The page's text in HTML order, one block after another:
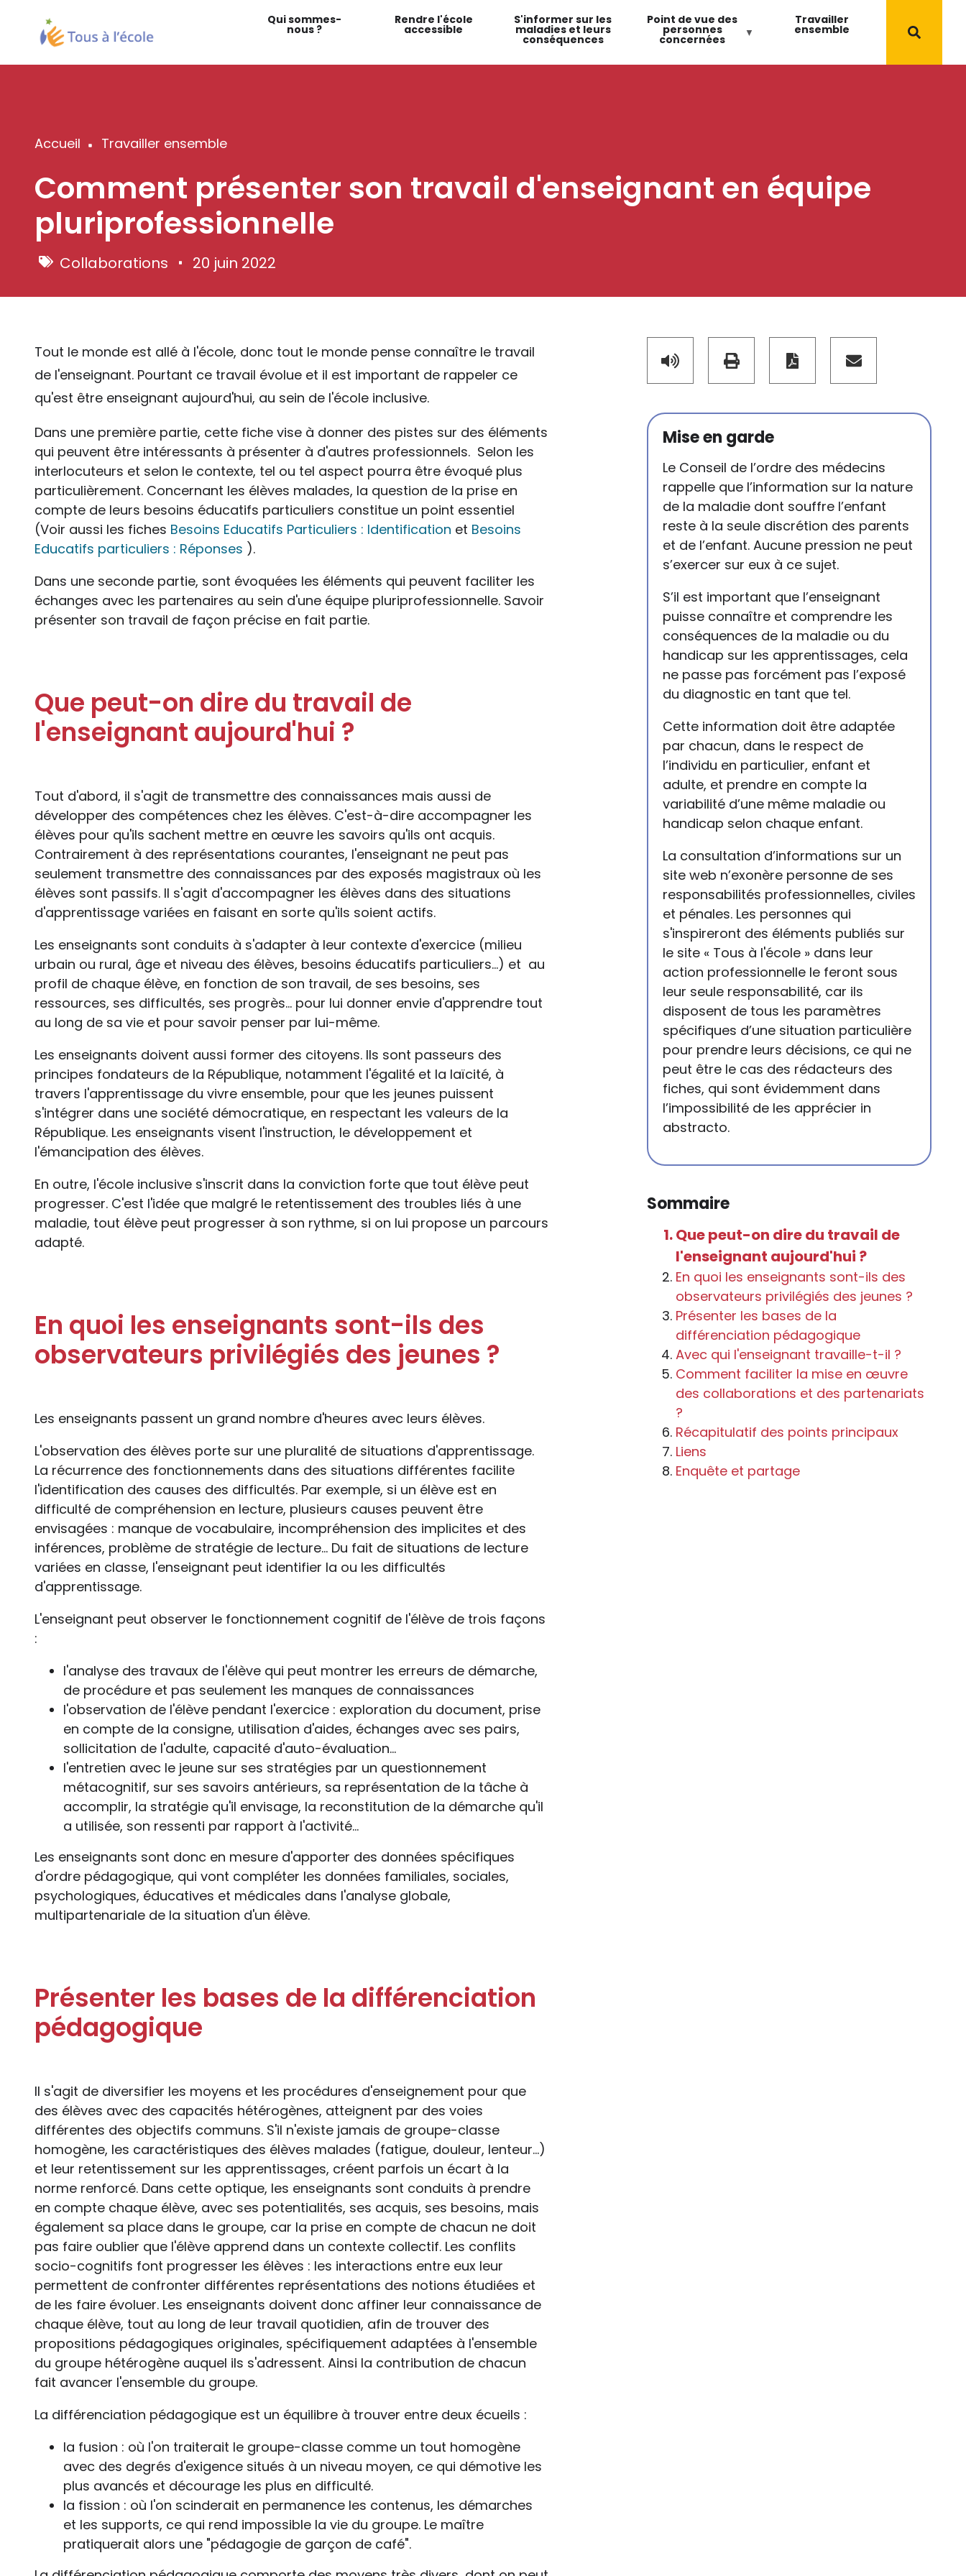
contenu
principal
Qui sommes-
nous ?
Rendre l'école
accessible
S'informer sur les
maladies et leurs
conséquences
Point de vue des
personnes
concernées
Travailler
ensemble
Fil
d'Ariane
Accueil Travailler ensemble
Comment présenter son travail d'enseignant en équipe
pluriprofessionnelle
Collaborations 20 juin 2022
Tout le monde est allé à l'école, donc tout le monde pense connaître le travail
de l'enseignant. Pourtant ce travail évolue et il est important de rappeler ce
qu'est être enseignant aujourd'hui, au sein de l'école inclusive.
Dans une première partie, cette fiche vise à donner des pistes sur des éléments
qui peuvent être intéressants à présenter à d'autres professionnels. Selon les
interlocuteurs et selon le contexte, tel ou tel aspect pourra être évoqué plus
particulièrement. Concernant les élèves malades, la question de la prise en
compte de leurs besoins éducatifs particuliers constitue un point essentiel
(Voir aussi les fiches Besoins Educatifs Particuliers : Identification et Besoins
Educatifs particuliers : Réponses ).
Dans une seconde partie, sont évoquées les éléments qui peuvent faciliter les
échanges avec les partenaires au sein d'une équipe pluriprofessionnelle. Savoir
présenter son travail de façon précise en fait partie.
Que peut-on dire du travail de
l'enseignant aujourd'hui ?
Tout d'abord, il s'agit de transmettre des connaissances mais aussi de
développer des compétences chez les élèves. C'est-à-dire accompagner les
élèves pour qu'ils sachent mettre en œuvre les savoirs qu'ils ont acquis.
Contrairement à des représentations courantes, l'enseignant ne peut pas
seulement transmettre des connaissances par des exposés magistraux où les
élèves sont passifs. Il s'agit d'accompagner les élèves dans des situations
d'apprentissage variées en faisant en sorte qu'ils soient actifs.
Les enseignants sont conduits à s'adapter à leur contexte d'exercice (milieu
urbain ou rural, âge et niveau des élèves, besoins éducatifs particuliers…) et au
profil de chaque élève, en fonction de son travail, de ses besoins, ses
ressources, ses difficultés, ses progrès… pour lui donner envie d'apprendre tout
au long de sa vie et pour savoir penser par lui-même.
Les enseignants doivent aussi former des citoyens. Ils sont passeurs des
principes fondateurs de la République, notamment l'égalité et la laïcité, à
travers l'apprentissage du vivre ensemble, pour que les jeunes puissent
s'intégrer dans une société démocratique, en respectant les valeurs de la
République. Les enseignants visent l'instruction, le développement et
l'émancipation des élèves.
En outre, l'école inclusive s'inscrit dans la conviction forte que tout élève peut
progresser. C'est l'idée que malgré le retentissement des troubles liés à une
maladie, tout élève peut progresser à son rythme, si on lui propose un parcours
adapté.
En quoi les enseignants sont-ils des
observateurs privilégiés des jeunes ?
Les enseignants passent un grand nombre d'heures avec leurs élèves.
L'observation des élèves porte sur une pluralité de situations d'apprentissage.
La récurrence des fonctionnements dans des situations différentes facilite
l'identification des causes des difficultés. Par exemple, si un élève est en
difficulté de compréhension en lecture, plusieurs causes peuvent être
envisagées : manque de vocabulaire, incompréhension des implicites et des
inférences, problème de stratégie de lecture… Du fait de situations de lecture
variées en classe, l'enseignant peut identifier la ou les difficultés
d'apprentissage.
L'enseignant peut observer le fonctionnement cognitif de l'élève de trois façons
:
l'analyse des travaux de l'élève qui peut montrer les erreurs de démarche,
de procédure et pas seulement les manques de connaissances
l'observation de l'élève pendant l'exercice : exploration du document, prise
en compte de la consigne, utilisation d'aides, échanges avec ses pairs,
sollicitation de l'adulte, capacité d'auto-évaluation…
l'entretien avec le jeune sur ses stratégies par un questionnement
métacognitif, sur ses savoirs antérieurs, sa représentation de la tâche à
accomplir, la stratégie qu'il envisage, la reconstitution de la démarche qu'il
a utilisée, son ressenti par rapport à l'activité…
Les enseignants sont donc en mesure d'apporter des données spécifiques
d'ordre pédagogique, qui vont compléter les données familiales, sociales,
psychologiques, éducatives et médicales dans l'analyse globale,
multipartenariale de la situation d'un élève.
Présenter les bases de la différenciation
pédagogique
Il s'agit de diversifier les moyens et les procédures d'enseignement pour que
des élèves avec des capacités hétérogènes, atteignent par des voies
différentes des objectifs communs. S'il n'existe jamais de groupe-classe
homogène, les caractéristiques des élèves malades (fatigue, douleur, lenteur…)
et leur retentissement sur les apprentissages, créent parfois un écart à la
norme renforcé. Dans cette optique, les enseignants sont conduits à prendre
en compte chaque élève, avec ses potentialités, ses acquis, ses besoins, mais
également sa place dans le groupe, car la prise en compte de chacun ne doit
pas faire oublier que l'élève apprend dans un contexte collectif. Les conflits
socio-cognitifs font progresser les élèves : les interactions entre eux leur
permettent de confronter différentes représentations des notions étudiées et
de les faire évoluer. Les enseignants doivent donc affiner leur connaissance de
chaque élève, tout au long de leur travail quotidien, afin de trouver des
propositions pédagogiques originales, spécifiquement adaptées à l'ensemble
du groupe hétérogène auquel ils s'adressent. Ainsi la contribution de chacun
fait avancer l'ensemble du groupe.
La différenciation pédagogique est un équilibre à trouver entre deux écueils :
la fusion : où l'on traiterait le groupe-classe comme un tout homogène
avec des degrés d'exigence situés à un niveau moyen, ce qui démotive les
plus avancés et décourage les plus en difficulté.
la fission : où l'on scinderait en permanence les contenus, les démarches
et les supports, ce qui rend impossible la vie du groupe. Le maître
pratiquerait alors une "pédagogie de garçon de café".
Mise en garde
Le Conseil de l’ordre des médecins
rappelle que l’information sur la nature
de la maladie dont souffre l’enfant
reste à la seule discrétion des parents
et de l’enfant. Aucune pression ne peut
s’exercer sur eux à ce sujet.
S’il est important que l’enseignant
puisse connaître et comprendre les
conséquences de la maladie ou du
handicap sur les apprentissages, cela
ne passe pas forcément pas l’exposé
du diagnostic en tant que tel.
Cette information doit être adaptée
par chacun, dans le respect de
l’individu en particulier, enfant et
adulte, et prendre en compte la
variabilité d’une même maladie ou
handicap selon chaque enfant.
La consultation d’informations sur un
site web n’exonère personne de ses
responsabilités professionnelles, civiles
et pénales. Les personnes qui
s'inspireront des éléments publiés sur
le site « Tous à l'école » dans leur
action professionnelle le feront sous
leur seule responsabilité, car ils
disposent de tous les paramètres
spécifiques d’une situation particulière
pour prendre leurs décisions, ce qui ne
peut être le cas des rédacteurs des
fiches, qui sont évidemment dans
l’impossibilité de les apprécier in
abstracto.
Sommaire
Que peut-on dire du travail de
l'enseignant aujourd'hui ?
En quoi les enseignants sont-ils des
observateurs privilégiés des jeunes ?
Présenter les bases de la
différenciation pédagogique
Avec qui l'enseignant travaille-t-il ?
Comment faciliter la mise en œuvre
des collaborations et des partenariats
?
Récapitulatif des points principaux
Liens
Enquête et partage